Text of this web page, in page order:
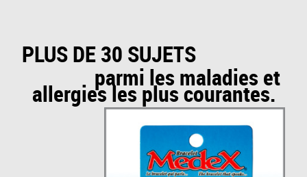
PLUS DE 30 SUJETS
parmi les maladies et
allergies les plus courantes.